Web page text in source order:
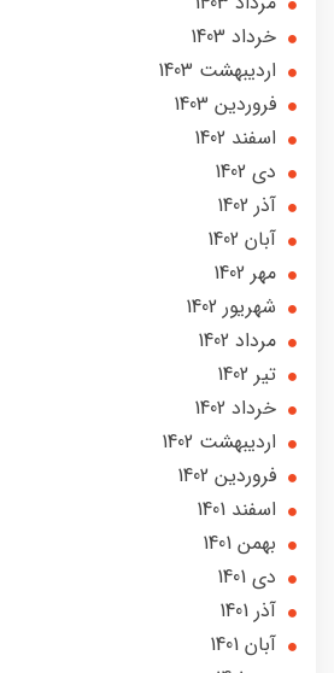
خرداد 1403
ارديبهشت 1403
فروردین 1403
اسفند 1402
دی 1402
آذر 1402
آبان 1402
مهر 1402
شهریور 1402
مرداد 1402
تير 1402
خرداد 1402
ارديبهشت 1402
فروردین 1402
اسفند 1401
بهمن 1401
دی 1401
آذر 1401
آبان 1401